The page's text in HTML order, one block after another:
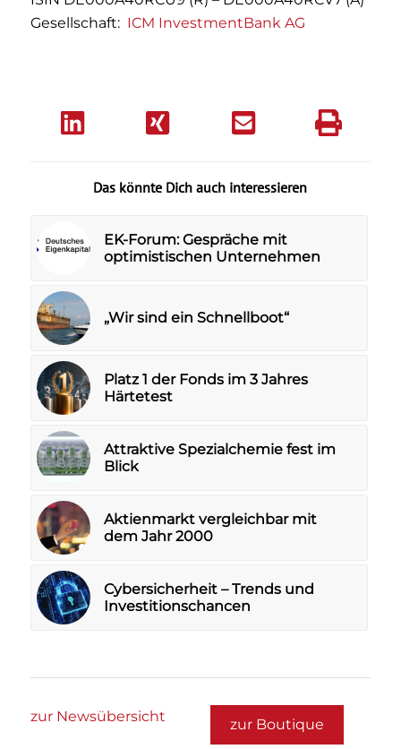
Gesellschaft: ICM InvestmentBank AG
Das könnte Dich auch interessieren
EK-Forum: Gespräche mit
optimistischen Unternehmen
„Wir sind ein Schnellboot“
Platz 1 der Fonds im 3 Jahres
Härtetest
Attraktive Spezialchemie fest im
Blick
Aktienmarkt vergleichbar mit
dem Jahr 2000
Cybersicherheit – Trends und
Investitionschancen
zur Boutique
zur Newsübersicht